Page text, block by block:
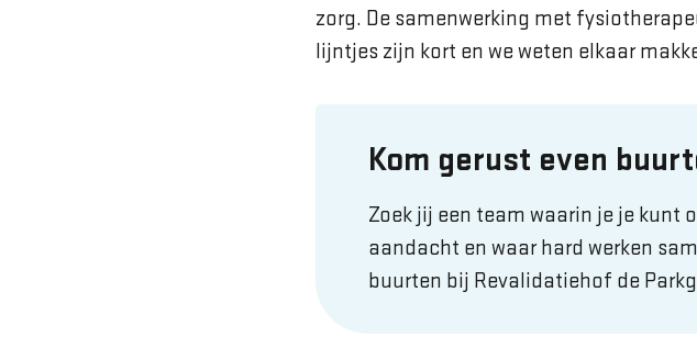
zorg. De samenwerking met
lijntjes zijn kort en we weten elkaar
Kom gerust even
Zoek jij een team waarin je je kunt
aandacht en waar hard werken
buurten bij Revalidatiehof de